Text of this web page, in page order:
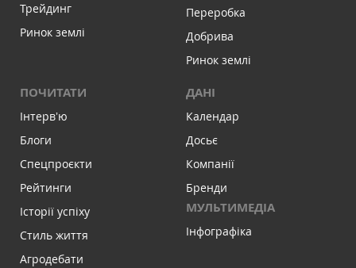
Трейдинг
Ринок землі
Переробка
Добрива
Ринок землі
ПОЧИТАТИ
Інтервʼю
Блоги
Спецпроєкти
Рейтинги
Історії успіху
Стиль життя
Агродебати
ДАНІ
Календар
Досьє
Компанії
Бренди
МУЛЬТИМЕДІА
Інфографіка